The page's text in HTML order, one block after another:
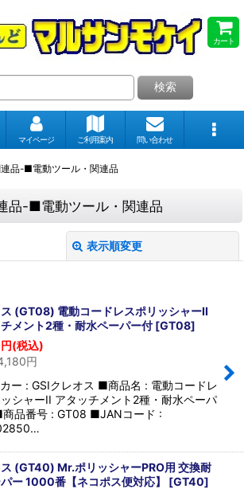
カート
検索
マイページ ご利用案内 問い合わせ
品-■電動ツール・関連品
品-■電動ツール・関連品
表示順変更
絞り込む
(GT08) 電動コードレスポリッシャーII
メント2種・耐水ペーパー付[GT08]
円(税込)
円
ー : GSIクレオス ■商品名 : 電動コードレ
シャーII アタッチメント2種・耐水ペーパ
品番号 : GT08 ■JANコード :
(GT40) Mr.ポリッシャーPRO用 交換耐
ー 1000番【ネコポス便対応】
[GT40]